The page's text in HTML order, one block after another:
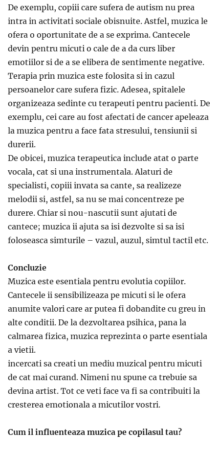
De exemplu, copiii care sufera de autism nu prea
intra in activitati sociale obisnuite. Astfel, muzica le
ofera o oportunitate de a se exprima. Cantecele
devin pentru micuti o cale de a da curs liber
emotiilor si de a se elibera de sentimente negative.
Terapia prin muzica este folosita si in cazul
persoanelor care sufera fizic. Adesea, spitalele
organizeaza sedinte cu terapeuti pentru pacienti. De
exemplu, cei care au fost afectati de cancer apeleaza
la muzica pentru a face fata stresului, tensiunii si
durerii.
De obicei, muzica terapeutica include atat o parte
vocala, cat si una instrumentala. Alaturi de
specialisti, copiii invata sa cante, sa realizeze
melodii si, astfel, sa nu se mai concentreze pe
durere. Chiar si nou-nascutii sunt ajutati de
cantece; muzica ii ajuta sa isi dezvolte si sa isi
foloseasca simturile – vazul, auzul, simtul tactil etc.
Concluzie
Muzica este esentiala pentru evolutia copiilor.
Cantecele ii sensibilizeaza pe micuti si le ofera
anumite valori care ar putea fi dobandite cu greu in
alte conditii. De la dezvoltarea psihica, pana la
calmarea fizica, muzica reprezinta o parte esentiala
a vietii.
incercati sa creati un mediu muzical pentru micuti
de cat mai curand. Nimeni nu spune ca trebuie sa
devina artist. Tot ce veti face va fi sa contribuiti la
cresterea emotionala a micutilor vostri.
Cum il influenteaza muzica pe copilasul tau?